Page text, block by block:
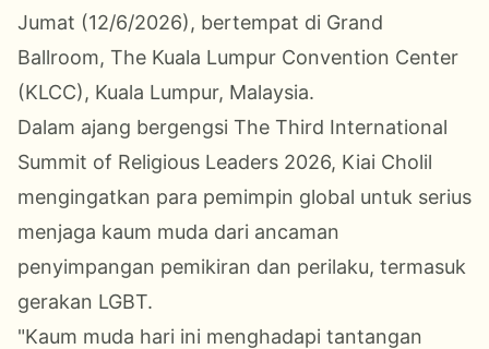
Jumat (12/6/2026), bertempat di Grand
Ballroom, The Kuala Lumpur Convention Center
(KLCC), Kuala Lumpur, Malaysia.
Dalam ajang bergengsi The Third International
Summit of Religious Leaders 2026, Kiai Cholil
mengingatkan para pemimpin global untuk serius
menjaga kaum muda dari ancaman
penyimpangan pemikiran dan perilaku, termasuk
gerakan LGBT.
"Kaum muda hari ini menghadapi tantangan